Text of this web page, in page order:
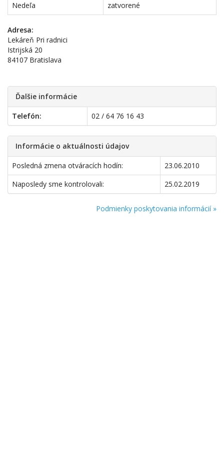
Nedeľa
zatvorené
Adresa:
Lekáreň Pri radnici
Istrijská 20
84107 Bratislava
Ďalšie informácie
Telefón: 02 / 64 76 16 43
Informácie o aktuálnosti údajov
Posledná zmena otváracích hodín:
23.06.2010
Naposledy sme kontrolovali:
25.02.2019
Podmienky poskytovania informácií »